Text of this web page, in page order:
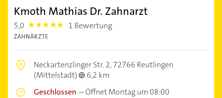
Kmoth Mathias Dr. Zahnarzt
5,0 5.0 1 Bewertung
ZAHNÄRZTE
Neckartenzlinger Str. 2,72766 Reutlingen
(Mittelstadt)
6,2 km
Geschlossen –Öffnet Montag um 08:00